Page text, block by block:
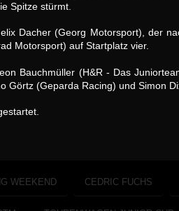
Spitze stürmt.
Dacher (Georg Motorsport), der
Motorsport) auf Startplatz vier.
Bauchmüller (H&R - Das
Görtz (Geparda Racing) und Simon
WEEKEND CEDRIC FUCHS